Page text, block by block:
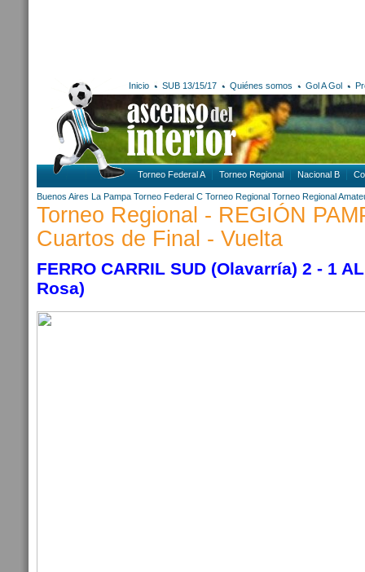
Inicio SUB 13/15/17 Quiénes somos Gol A Gol
Torneo Federal A Torneo Regional Nacional B
Buenos Aires La Pampa Torneo Federal C Torneo Regional Torneo Regional
Torneo Regional - REGIÓN
Cuartos de Final - Vuelta
FERRO CARRIL SUD (Olavarría) 2 - 1
Rosa)